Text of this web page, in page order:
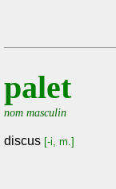
palet
nom masculin
discus [-i, m.]